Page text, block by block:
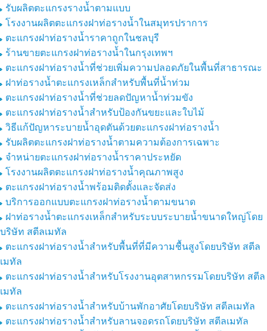
รับผลิตตะแกรงรางน้ำตามแบบ
โรงงานผลิตตะแกรงฝาท่อรางน้ำในสมุทรปราการ
ตะแกรงฝาท่อรางน้ำราคาถูกในชลบุรี
ร้านขายตะแกรงฝาท่อรางน้ำในกรุงเทพฯ
ตะแกรงฝาท่อรางน้ำที่ช่วยเพิ่มความปลอดภัยในพื้นที่สาธารณะ
ฝาท่อรางน้ำตะแกรงเหล็กสำหรับพื้นที่น้ำท่วม
ตะแกรงฝาท่อรางน้ำที่ช่วยลดปัญหาน้ำท่วมขัง
ตะแกรงฝาท่อรางน้ำสำหรับป้องกันขยะและใบไม้
วิธีแก้ปัญหาระบายน้ำอุดตันด้วยตะแกรงฝาท่อรางน้ำ
รับผลิตตะแกรงฝาท่อรางน้ำตามความต้องการเฉพาะ
จำหน่ายตะแกรงฝาท่อรางน้ำราคาประหยัด
โรงงานผลิตตะแกรงฝาท่อรางน้ำคุณภาพสูง
ตะแกรงฝาท่อรางน้ำพร้อมติดตั้งและจัดส่ง
บริการออกแบบตะแกรงฝาท่อรางน้ำตามขนาด
ฝาท่อรางน้ำตะแกรงเหล็กสำหรับระบบระบายน้ำขนาดใหญ่โดย
บริษัท สตีลเมทัล
ตะแกรงฝาท่อรางน้ำสำหรับพื้นที่ที่มีความชื้นสูงโดยบริษัท สตีล
เมทัล
ตะแกรงฝาท่อรางน้ำสำหรับโรงงานอุตสาหกรรมโดยบริษัท สตีล
เมทัล
ตะแกรงฝาท่อรางน้ำสำหรับบ้านพักอาศัยโดยบริษัท สตีลเมทัล
ตะแกรงฝาท่อรางน้ำสำหรับลานจอดรถโดยบริษัท สตีลเมทัล